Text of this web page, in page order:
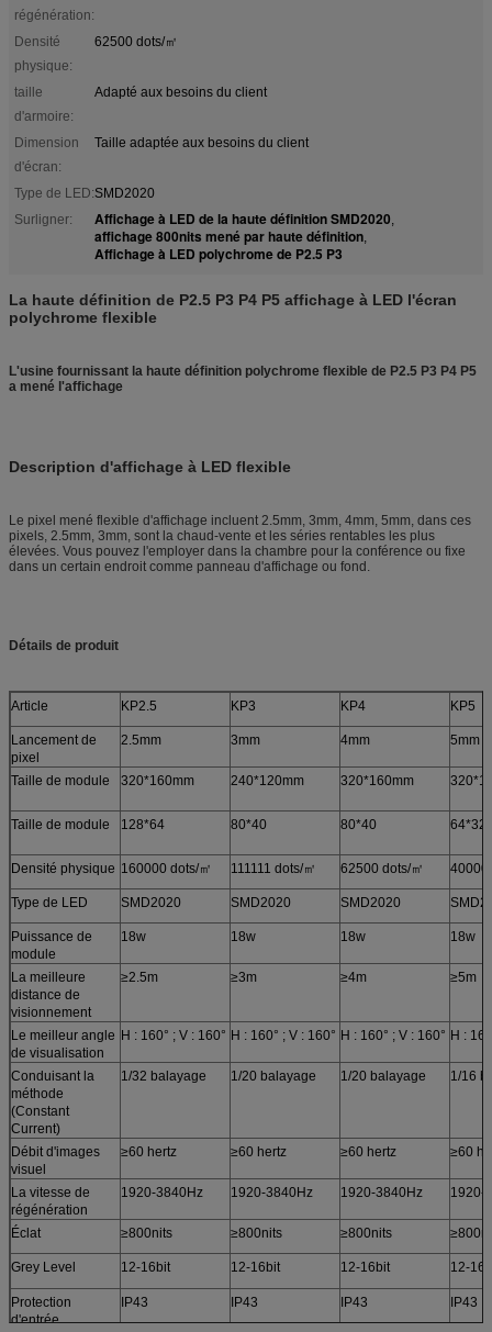
régénération:
Densité
physique:
62500 dots/㎡
taille
d'armoire:
Adapté aux besoins du client
Dimension
d'écran:
Taille adaptée aux besoins du client
Type de LED:SMD2020
Surligner:
Affichage à LED de la haute définition SMD2020,
affichage 800nits mené par haute définition,
Affichage à LED polychrome de P2.5 P3
La haute définition de P2.5 P3 P4 P5 affichage à LED l'écran
polychrome flexible
L'usine fournissant la haute définition polychrome flexible de P2.5 P3 P4 P5
a mené l'affichage
Description d'affichage à LED flexible
Le pixel mené flexible d'affichage incluent 2.5mm, 3mm, 4mm, 5mm, dans ces
pixels, 2.5mm, 3mm, sont la chaud-vente et les séries rentables les plus
élevées. Vous pouvez l'employer dans la chambre pour la conférence ou fixe
dans un certain endroit comme panneau d'affichage ou fond.
Détails de produit
Article KP2.5 KP3 KP4 KP5
Lancement de
pixel
2.5mm 3mm 4mm 5mm
Taille de module 320*160mm 240*120mm 320*160mm
Taille de module 128*64 80*40 80*40 64*32
Densité physique 160000 dots/㎡ 111111 dots/㎡ 62500 dots/㎡ 40000
Type de LED SMD2020 SMD2020 SMD2020
Puissance de
module
18w 18w 18w 18w
La meilleure
distance de
visionnement
≥2.5m ≥3m ≥4m ≥5m
Le meilleur angle
de visualisation
H : 160° ; V : 160° H : 160° ; V : 160° H : 160° ; V : 160° H :
Conduisant la
méthode
(Constant
Current)
1/32 balayage 1/20 balayage 1/20 balayage 1/16
Débit d'images
visuel
≥60 hertz ≥60 hertz ≥60 hertz ≥60
La vitesse de
régénération
1920-3840Hz 1920-3840Hz 1920-3840Hz 1920-
Éclat ≥800nits ≥800nits ≥800nits
Grey Level 12-16bit 12-16bit 12-16bit 12-
Protection
d'entrée
IP43 IP43 IP43 IP43